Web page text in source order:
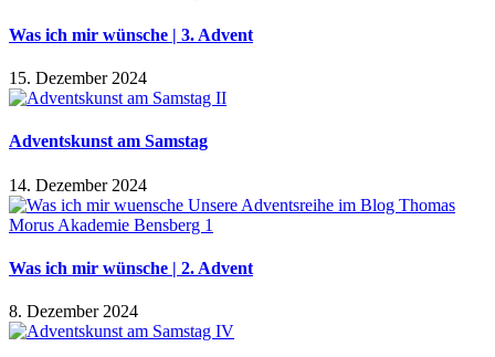
Was ich mir wünsche | 3. Advent
15. Dezember 2024
Adventskunst am Samstag
14. Dezember 2024
Was ich mir wünsche | 2. Advent
8. Dezember 2024